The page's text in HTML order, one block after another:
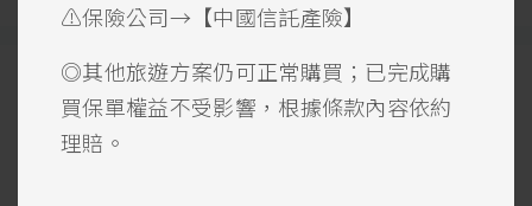
⚠️保險公司→【中國信託產險】
◎其他旅遊方案仍可正常購買；已完成購
買保單權益不受影響，根據條款內容依約
理賠。
如何申請保單變更
保單生效日結束前，如需